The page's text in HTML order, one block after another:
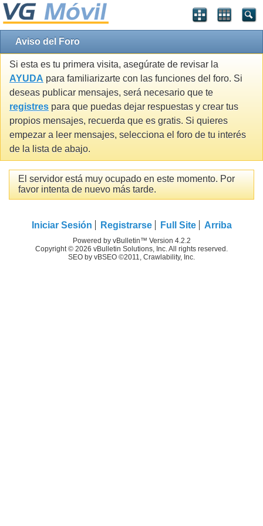
Aviso del Foro
Si esta es tu primera visita, asegúrate de revisar la
AYUDA para familiarizarte con las funciones del foro. Si
deseas publicar mensajes, será necesario que te
registres para que puedas dejar respuestas y crear tus
propios mensajes, recuerda que es gratis. Si quieres
empezar a leer mensajes, selecciona el foro de tu interés
de la lista de abajo.
El servidor está muy ocupado en este momento. Por
favor intenta de nuevo más tarde.
Iniciar Sesión Registrarse Full Site Arriba
Powered by vBulletin™ Version 4.2.2
Copyright © 2026 vBulletin Solutions, Inc. All rights reserved.
SEO by vBSEO ©2011, Crawlability, Inc.